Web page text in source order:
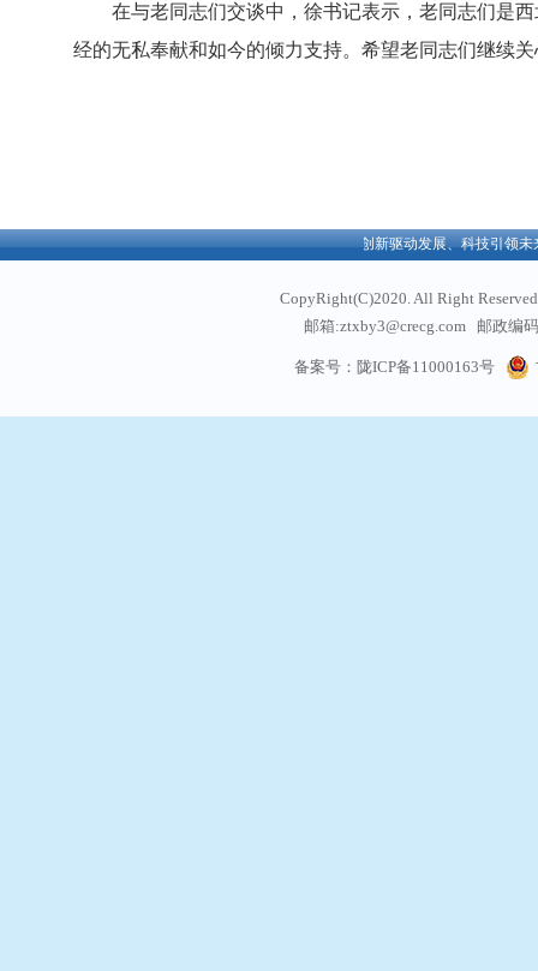
在与老同志们交谈中，徐书记表示，老同志们是
经的无私奉献和如今的倾力支持。希望老同志们继续
欢迎访问中铁西北科学院有限公司官方网站！创新驱动发展、科技引领未来
CopyRight(C)2020. All Right
邮箱:ztxby3@crecg.com 邮政编
通信地址: 甘肃省兰
备案号：陇ICP备11000163号